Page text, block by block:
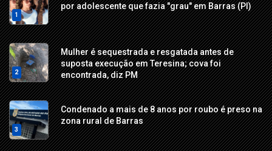
1
por adolescente que fazia "grau" em Barras (PI)
2
Mulher é sequestrada e resgatada antes de
suposta execução em Teresina; cova foi
encontrada, diz PM
3
Condenado a mais de 8 anos por roubo é preso na
zona rural de Barras